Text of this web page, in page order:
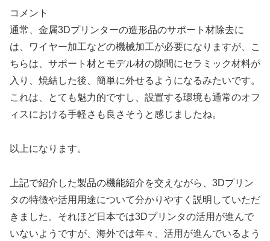
コメント
通常、金属3Dプリンターの造形品のサポート材除去に
は、ワイヤー加工などの機械加工が必要になりますが、こ
ちらは、サポート材とモデル材の隙間にセラミック材料が
入り、焼結した後、簡単に外せるようになるみたいです。
これは、とても魅力的ですし、設置する環境も通常のオフ
ィスにおける手軽さも良さそうと感じましたね。
以上になります。
上記で紹介した製品の機能紹介を交えながら、3Dプリン
タの特徴や活用用途について分かりやすく説明していただ
きました。それほど日本では3Dプリンタの活用が進んで
いないようですが、海外では年々、活用が進んでいるよう